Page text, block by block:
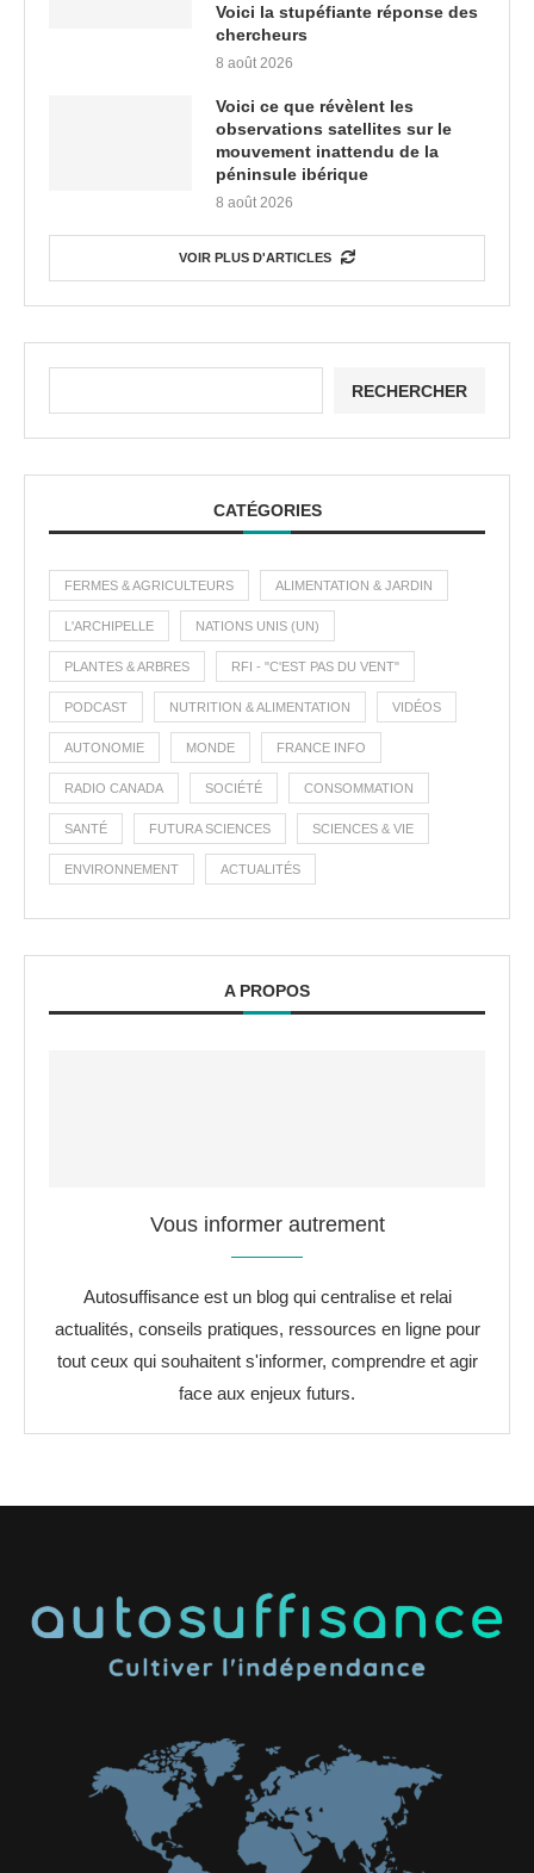
Voici la stupéfiante réponse des
chercheurs
8 août 2026
Voici ce que révèlent les
observations satellites sur le
mouvement inattendu de la
péninsule ibérique
8 août 2026
VOIR PLUS D'ARTICLES
RECHERCHER
CATÉGORIES
FERMES & AGRICULTEURS ALIMENTATION & JARDIN
L'ARCHIPELLE NATIONS UNIS (UN)
PLANTES & ARBRES RFI - "C'EST PAS DU VENT"
PODCAST NUTRITION & ALIMENTATION VIDÉOS
AUTONOMIE MONDE FRANCE INFO
RADIO CANADA SOCIÉTÉ CONSOMMATION
SANTÉ FUTURA SCIENCES SCIENCES & VIE
ENVIRONNEMENT ACTUALITÉS
A PROPOS
Vous informer autrement
Autosuffisance est un blog qui centralise et relai
actualités, conseils pratiques, ressources en ligne pour
tout ceux qui souhaitent s'informer, comprendre et agir
face aux enjeux futurs.